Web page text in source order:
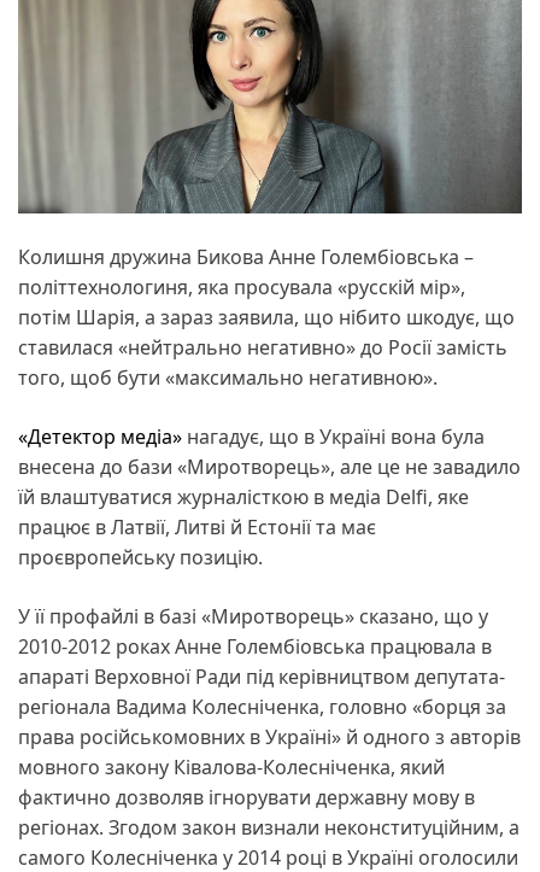
Колишня дружина Бикова Анне Голембіовська –
політтехнологиня, яка просувала «русскій мір»,
потім Шарія, а зараз заявила, що нібито шкодує, що
ставилася «нейтрально негативно» до Росії замість
того, щоб бути «максимально негативною».
«Детектор медіа» нагадує, що в Україні вона була
внесена до бази «Миротворець», але це не завадило
їй влаштуватися журналісткою в медіа Delfi, яке
працює в Латвії, Литві й Естонії та має
проєвропейську позицію.
У її профайлі в базі «Миротворець» сказано, що у
2010-2012 роках Анне Голембіовська працювала в
апараті Верховної Ради під керівництвом депутата-
регіонала Вадима Колесніченка, головно «борця за
права російськомовних в Україні» й одного з авторів
мовного закону Ківалова-Колесніченка, який
фактично дозволяв ігнорувати державну мову в
регіонах. Згодом закон визнали неконституційним, а
самого Колесніченка у 2014 році в Україні оголосили